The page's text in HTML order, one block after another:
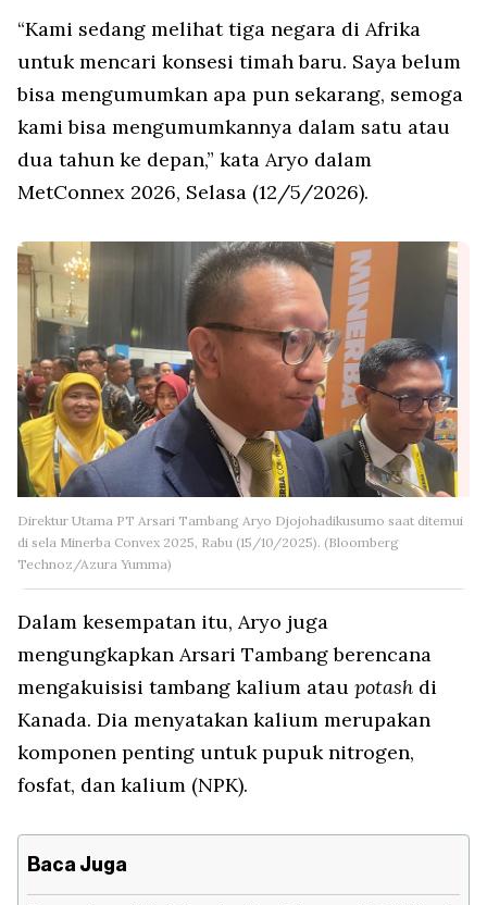
“Kami sedang melihat tiga negara di Afrika
untuk mencari konsesi timah baru. Saya belum
bisa mengumumkan apa pun sekarang, semoga
kami bisa mengumumkannya dalam satu atau
dua tahun ke depan,” kata Aryo dalam
MetConnex 2026, Selasa (12/5/2026).
Direktur Utama PT Arsari Tambang Aryo Djojohadikusumo saat ditemui
di sela Minerba Convex 2025, Rabu (15/10/2025). (Bloomberg
Technoz/Azura Yumma)
Dalam kesempatan itu, Aryo juga
mengungkapkan Arsari Tambang berencana
mengakuisisi tambang kalium atau potash di
Kanada. Dia menyatakan kalium merupakan
komponen penting untuk pupuk nitrogen,
fosfat, dan kalium (NPK).
Baca Juga